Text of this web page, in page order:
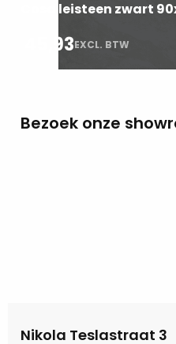
Cosa leisteen zwart
45,93EXCL. BTW
Bezoek onze
Nikola Teslastraat 3